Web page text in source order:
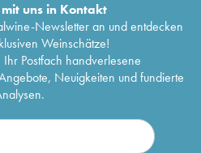
uns in Kontakt
Newsletter an und entdecken
Weinschätze!
Postfach handverlesene
Neuigkeiten und fundierte